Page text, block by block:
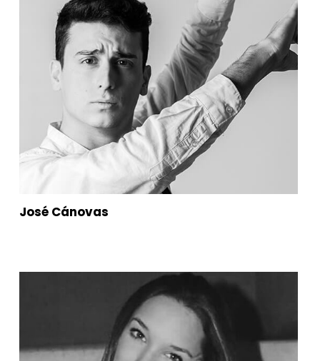
José Cánovas